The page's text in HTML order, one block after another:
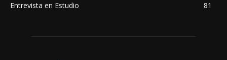
Entrevista en Estudio
81